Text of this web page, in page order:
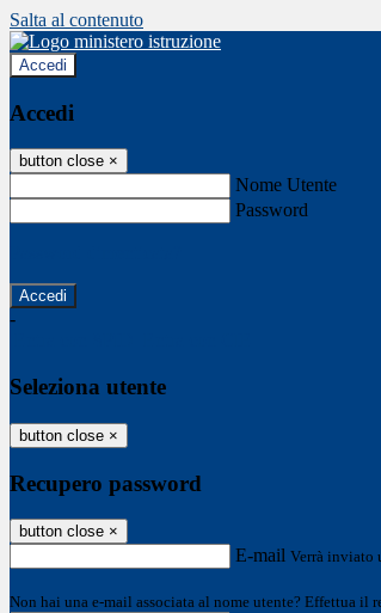
Salta al contenuto
Accedi
Accedi
button close ×
Nome Utente
Password
-
Seleziona utente
button close ×
Recupero password
button close ×
E-mail Verrà inviato
Non hai una e-mail associata al nome utente? Effettua il